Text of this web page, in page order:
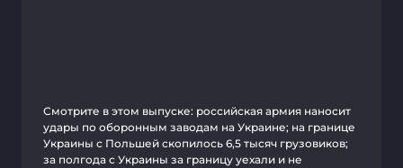
Смотрите в этом выпуске: российская армия наносит
удары по оборонным заводам на Украине; на границе
Украины с Польшей скопилось 6,5 тысяч грузовиков;
за полгода с Украины за границу уехали и не